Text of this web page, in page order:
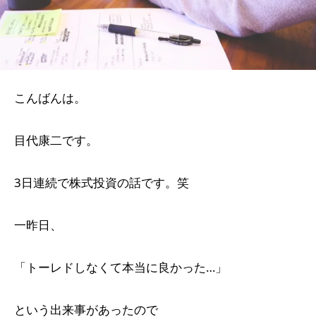
こんばんは。
目代康二です。
3日連続で株式投資の話です。笑
一昨日、
「トーレドしなくて本当に良かった…」
という出来事があったので